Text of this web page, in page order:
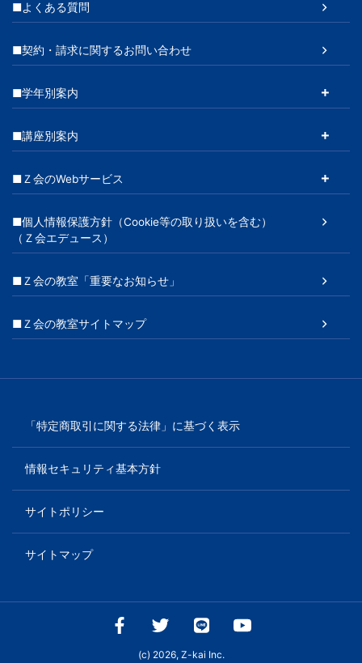
■よくある質問
■契約・請求に関するお問い合わせ
■学年別案内
■講座別案内
■Ｚ会のWebサービス
■個人情報保護方針（Cookie等の取り扱いを含む）
（Ｚ会エデュース）
■Ｚ会の教室「重要なお知らせ」
■Ｚ会の教室サイトマップ
「特定商取引に関する法律」に基づく表示
情報セキュリティ基本方針
サイトポリシー
サイトマップ
(c) 2026, Z-kai Inc.